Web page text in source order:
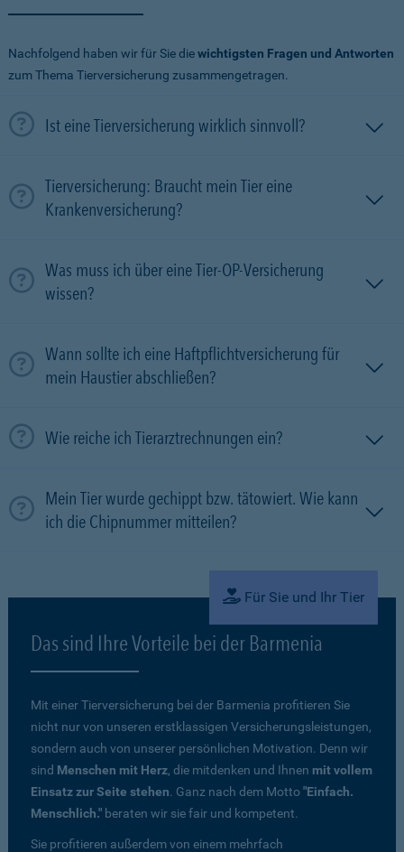
Nachfolgend haben wir für Sie diewichtigsten Fragen und Antworten
zum Thema Tierversicherung zusammengetragen.
Ist eine Tierversicherung wirklich sinnvoll?
Tierversicherung: Braucht mein Tier eine
Krankenversicherung?
Was muss ich über eine Tier-OP-Versicherung
wissen?
Wann sollte ich eine Haftpflichtversicherung für
mein Haustier abschließen?
Wie reiche ich Tierarztrechnungen ein?
Mein Tier wurde gechippt bzw. tätowiert. Wie kann
ich die Chipnummer mitteilen?
Für Sie und Ihr Tier
Das sind Ihre Vorteile bei der Barmenia
Mit einer Tierversicherung bei der Barmenia profitieren Sie
nicht nur von unseren erstklassigen Versicherungsleistungen,
sondern auch von unserer persönlichen Motivation. Denn wir
sind Menschen mit Herz, die mitdenken und Ihnen mit vollem
Einsatz zur Seite stehen. Ganz nach dem Motto"Einfach.
Menschlich." beraten wir sie fair und kompetent.
Sie profitieren außerdem von einem mehrfach